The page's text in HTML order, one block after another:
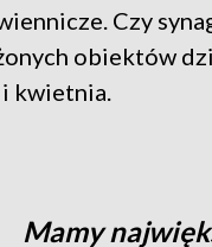
Czy
obiektów
kwietnia.
Mamy